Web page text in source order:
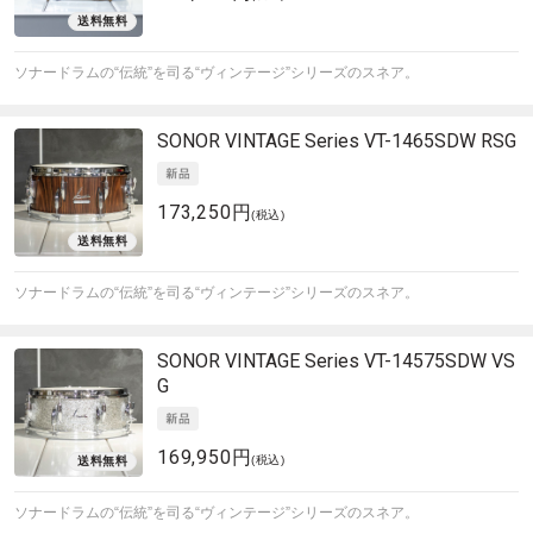
ソナードラムの“伝統”を司る“ヴィンテージ”シリーズのスネア。
SONOR VINTAGE Series VT-1465SDW RSG
173,250円(税込)
ソナードラムの“伝統”を司る“ヴィンテージ”シリーズのスネア。
SONOR VINTAGE Series VT-14575SDW VS
G
169,950円(税込)
ソナードラムの“伝統”を司る“ヴィンテージ”シリーズのスネア。